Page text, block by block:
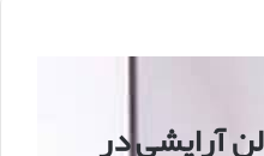
سالن آرایشی در